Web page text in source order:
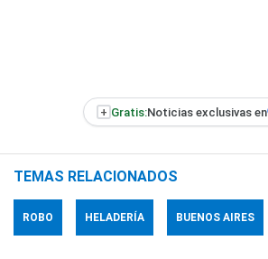
+ Gratis:Noticias exclusivas en
TEMAS RELACIONADOS
ROBO HELADERÍA BUENOS AIRES